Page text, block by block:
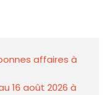
affaires à
16 août 2026 à